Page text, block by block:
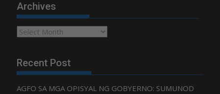
Archives
Archives
Recent Post
AGFO SA MGA OPISYAL NG GOBYERNO: SUMUNOD